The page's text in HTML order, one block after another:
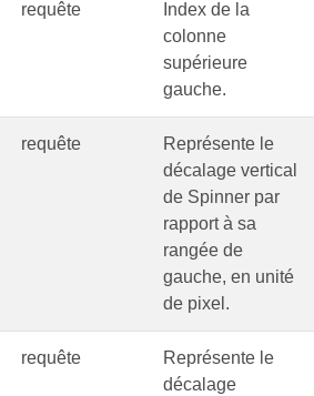
requête
Index de la
colonne
supérieure
gauche.
requête
Représente le
décalage vertical
de Spinner par
rapport à sa
rangée de
gauche, en unité
de pixel.
requête
Représente le
décalage